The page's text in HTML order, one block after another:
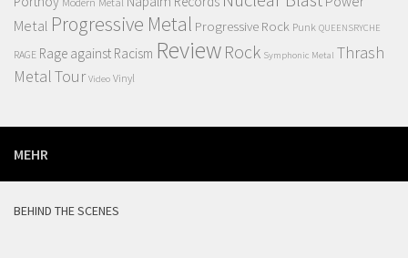
Metal Progressive Metal Progressive Rock Punk QUEENSRYCHE
RAGE Rage against Racism Review Rock Symphonic Metal Thrash
MetalTour Video Vinyl
MEHR
BEHIND THE SCENES